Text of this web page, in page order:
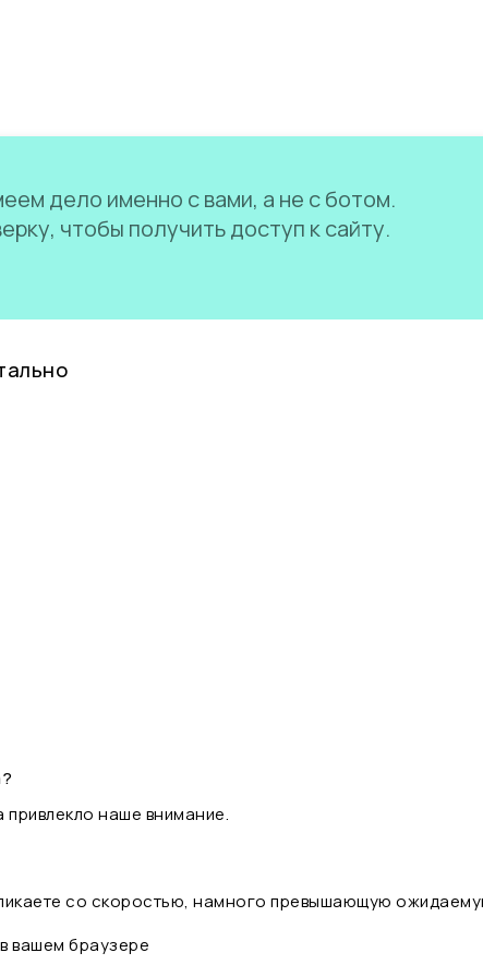
дело именно с вами, а не с ботом.
чтобы получить доступ к сайту.
наше внимание.
со скоростью, намного превышающую
вашем браузере